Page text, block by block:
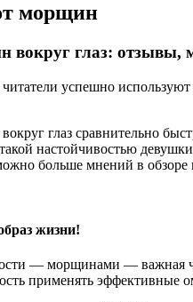
морщин
вокруг глаз: отзывы,
успешно
глаз сравнительно
настойчивостью
больше мнений в обзоре
жизни!
— морщинами — важная
применять эффективные